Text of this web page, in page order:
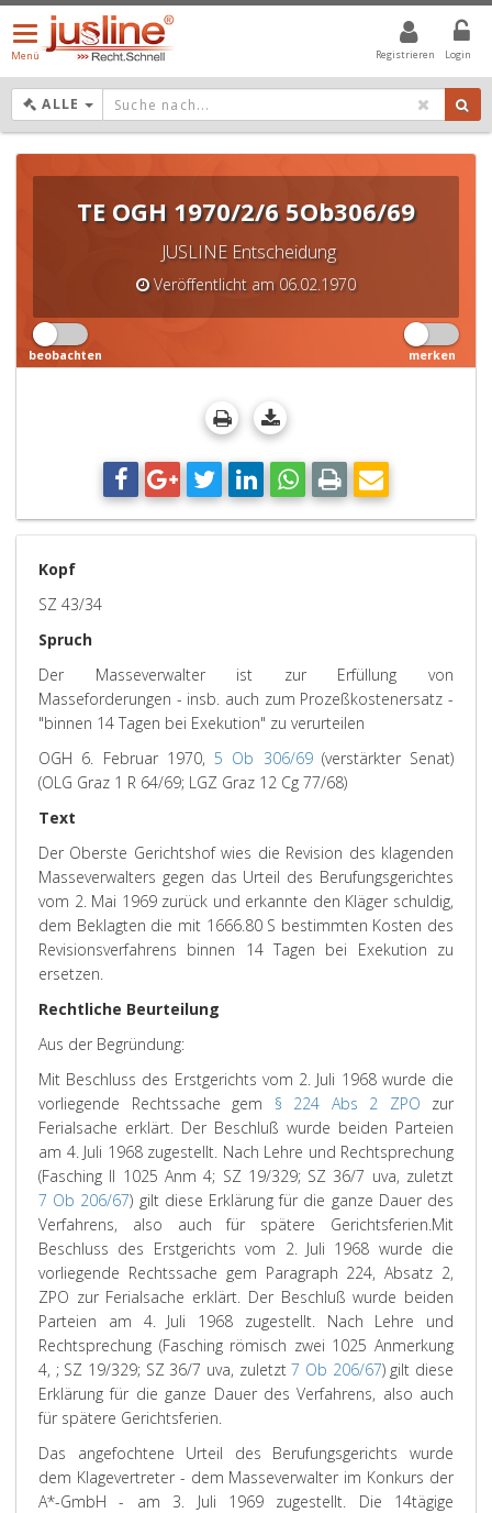
Registrieren Login
Menü
öffnen/schließen
Menü
ALLE DROPDOWN: GEWÄHLTER WERT IST ALLE
TE OGH 1970/2/6 5Ob306/69
JUSLINE Entscheidung
Veröffentlicht am 06.02.1970
beobachten merken
Kopf
SZ 43/34
Spruch
Der Masseverwalter ist zur Erfüllung von
Masseforderungen - insb. auch zum Prozeßkostenersatz -
"binnen 14 Tagen bei Exekution" zu verurteilen
OGH 6. Februar 1970, 5 Ob 306/69(verstärkter Senat)
(OLG Graz 1 R 64/69; LGZ Graz 12 Cg 77/68)
Text
Der Oberste Gerichtshof wies die Revision des klagenden
Masseverwalters gegen das Urteil des Berufungsgerichtes
vom 2. Mai 1969 zurück und erkannte den Kläger schuldig,
dem Beklagten die mit 1666.80 S bestimmten Kosten des
Revisionsverfahrens binnen 14 Tagen bei Exekution zu
ersetzen.
Rechtliche Beurteilung
Aus der Begründung:
Mit Beschluss des Erstgerichts vom 2. Juli 1968 wurde die
vorliegende Rechtssache gem § 224 Abs 2 ZPO zur
Ferialsache erklärt. Der Beschluß wurde beiden Parteien
am 4. Juli 1968 zugestellt. Nach Lehre und Rechtsprechung
(Fasching II 1025 Anm 4; SZ 19/329; SZ 36/7 uva, zuletzt
7 Ob 206/67) gilt diese Erklärung für die ganze Dauer des
Verfahrens, also auch für spätere Gerichtsferien.Mit
Beschluss des Erstgerichts vom 2. Juli 1968 wurde die
vorliegende Rechtssache gem Paragraph 224, Absatz 2,
ZPO zur Ferialsache erklärt. Der Beschluß wurde beiden
Parteien am 4. Juli 1968 zugestellt. Nach Lehre und
Rechtsprechung (Fasching römisch zwei 1025 Anmerkung
4, ; SZ 19/329; SZ 36/7 uva, zuletzt7 Ob 206/67) gilt diese
Erklärung für die ganze Dauer des Verfahrens, also auch
für spätere Gerichtsferien.
Das angefochtene Urteil des Berufungsgerichts wurde
dem Klagevertreter - dem Masseverwalter im Konkurs der
A*-GmbH - am 3. Juli 1969 zugestellt. Die 14tägige